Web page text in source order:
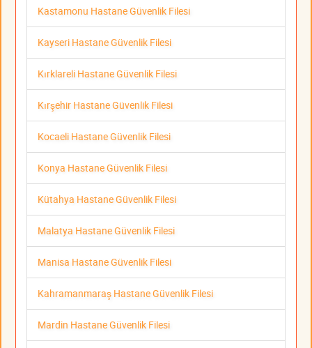
Kastamonu Hastane Güvenlik Filesi
Kayseri Hastane Güvenlik Filesi
Kırklareli Hastane Güvenlik Filesi
Kırşehir Hastane Güvenlik Filesi
Kocaeli Hastane Güvenlik Filesi
Konya Hastane Güvenlik Filesi
Kütahya Hastane Güvenlik Filesi
Malatya Hastane Güvenlik Filesi
Manisa Hastane Güvenlik Filesi
Kahramanmaraş Hastane Güvenlik Filesi
Mardin Hastane Güvenlik Filesi